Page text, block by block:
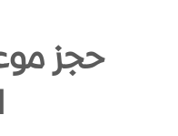
حجز